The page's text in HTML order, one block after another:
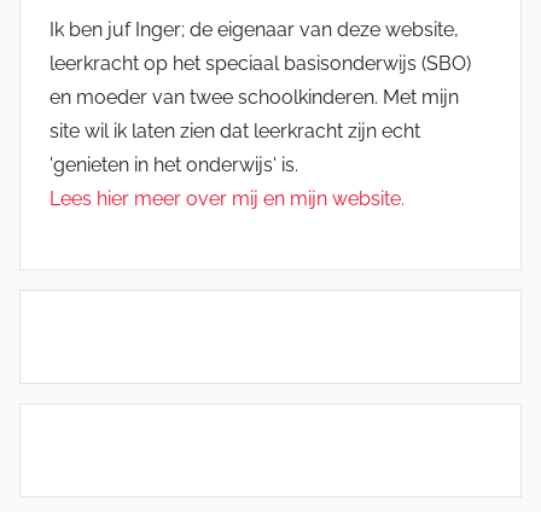
Ik ben juf Inger; de eigenaar van deze website,
leerkracht op het speciaal basisonderwijs (SBO)
en moeder van twee schoolkinderen. Met mijn
site wil ik laten zien dat leerkracht zijn echt
'genieten in het onderwijs' is.
Lees hier meer over mij en mijn website.